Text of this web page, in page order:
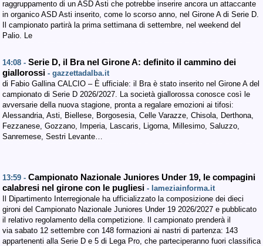
raggruppamento di un ASD Asti che potrebbe inserire ancora un attaccante
in organico ASD Asti inserito, come lo scorso anno, nel Girone A di Serie D.
Il campionato partirà la prima settimana di settembre, nel weekend del
Palio. Le
14:08 - Serie D, il Bra nel Girone A: definito il cammino dei
giallorossi - gazzettadalba.it
di Fabio Gallina CALCIO – È ufficiale: il Bra è stato inserito nel Girone A del
campionato di Serie D 2026/2027. La società giallorossa conosce così le
avversarie della nuova stagione, pronta a regalare emozioni ai tifosi:
Alessandria, Asti, Biellese, Borgosesia, Celle Varazze, Chisola, Derthona,
Fezzanese, Gozzano, Imperia, Lascaris, Ligorna, Millesimo, Saluzzo,
Sanremese, Sestri Levante…
13:59 - Campionato Nazionale Juniores Under 19, le compagini
calabresi nel girone con le pugliesi - lameziainforma.it
Il Dipartimento Interregionale ha ufficializzato la composizione dei dieci
gironi del Campionato Nazionale Juniores Under 19 2026/2027 e pubblicato
il relativo regolamento della competizione. Il campionato prenderà il
via sabato 12 settembre con 148 formazioni ai nastri di partenza: 143
appartenenti alla Serie D e 5 di Lega Pro, che parteciperanno fuori classifica